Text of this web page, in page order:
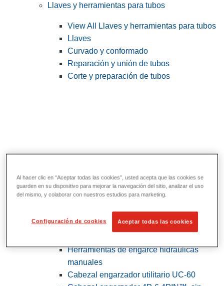
Llaves y herramientas para tubos
View All Llaves y herramientas para tubos
Llaves
Curvado y conformado
Reparación y unión de tubos
Corte y preparación de tubos
Herramientas de servicios públicos y de
View All Herramientas de servicios
Herramientas de engarce hidráulicas
manuales
Cabezal engarzador utilitario UC-60
Al hacer clic en “Aceptar todas las cookies”, usted acepta que las cookies se
guarden en su dispositivo para mejorar la navegación del sitio, analizar el uso
del mismo, y colaborar con nuestros estudios para marketing.
Configuración de cookies Aceptar todas las cookies